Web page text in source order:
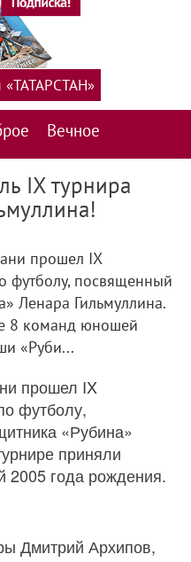
Вечное
«ТАТАРСТАН»
IX турнира
прошел IX
футболу, посвященный
Ленара Гильмуллина.
8 команд юношей
«Руби...
прошел IX
футболу,
«Рубина»
приняли
2005 года рождения.
Дмитрий Архипов,